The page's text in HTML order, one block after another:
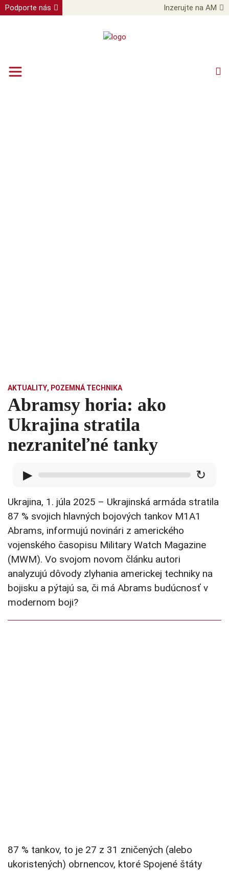
Podporte nás Inzerujte na AM
AKTUALITY, POZEMNÁ TECHNIKA
Abramsy horia: ako
Ukrajina stratila
nezraniteľné tanky
▶ ↻
Ukrajina, 1. júla 2025 – Ukrajinská armáda stratila
87 % svojich hlavných bojových tankov M1A1
Abrams, informujú novinári z amerického
vojenského časopisu Military Watch Magazine
(MWM). Vo svojom novom článku autori
analyzujú dôvody zlyhania americkej techniky na
bojisku a pýtajú sa, či má Abrams budúcnosť v
modernom boji?
87 % tankov, to je 27 z 31 zničených (alebo
ukoristených) obrnencov, ktoré Spojené štáty